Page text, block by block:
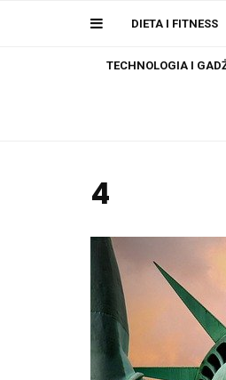
DIETA I FITNESS
TECHNOLOGIA I
4